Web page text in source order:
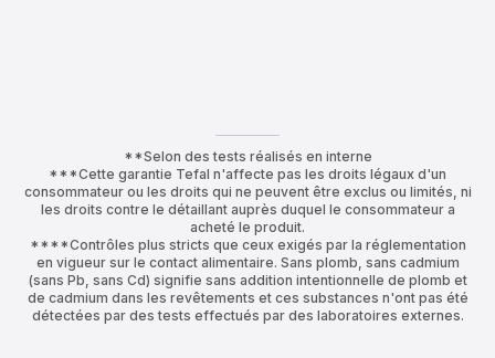
**Selon des tests réalisés en interne
***Cette garantie Tefal n'affecte pas les droits légaux d'un
consommateur ou les droits qui ne peuvent être exclus ou limités, ni
les droits contre le détaillant auprès duquel le consommateur a
acheté le produit.
****Contrôles plus stricts que ceux exigés par la réglementation
en vigueur sur le contact alimentaire. Sans plomb, sans cadmium
(sans Pb, sans Cd) signifie sans addition intentionnelle de plomb et
de cadmium dans les revêtements et ces substances n'ont pas été
détectées par des tests effectués par des laboratoires externes.